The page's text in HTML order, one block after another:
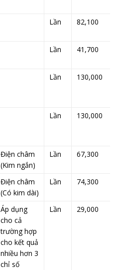
Lần 82,100
Lần 41,700
Lần 130,000
Lần 130,000
Điện châm
(Kim ngắn)
Lần 67,300
Điện châm
(Có kim dài)
Lần 74,300
Áp dụng
cho cả
trường hợp
cho kết quả
nhiều hơn 3
chỉ số
Lần 29,000